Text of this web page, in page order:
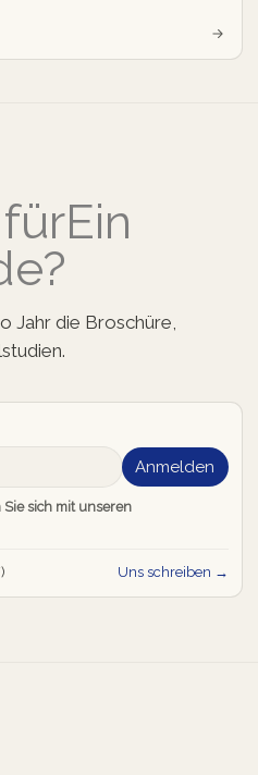
Ein
Jahr die Broschüre,
Anmelden
sich mit unseren
Uns schreiben →